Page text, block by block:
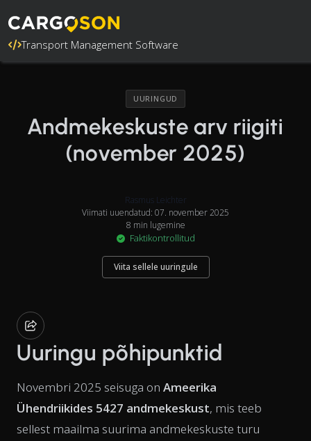
Transport Management Software
UURINGUD
Andmekeskuste arv riigiti
(november 2025)
Rasmus Leichter
Viimati uuendatud: 07. november 2025
8 min lugemine
Faktikontrollitud
Viita sellele uuringule
Uuringu põhipunktid
Novembri 2025 seisuga on Ameerika
Ühendriikides 5427 andmekeskust, mis teeb
sellest maailma suurima andmekeskuste turu